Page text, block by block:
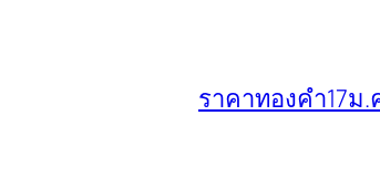
ราคาทองคำ17ม